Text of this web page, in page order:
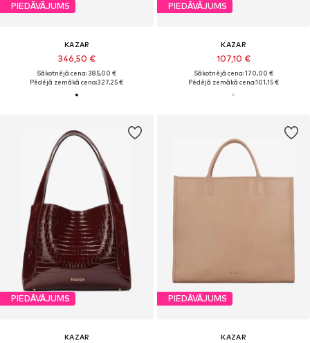
PIEDĀVĀJUMS
KAZAR
346,50 €
Sākotnējā cena: 385,00 €
Pēdējā zemākā cena:327,25 €
PIEDĀVĀJUMS
KAZAR
107,10 €
Sākotnējā cena: 170,00 €
Pēdējā zemākā cena:101,15 €
PIEDĀVĀJUMS
KAZAR
PIEDĀVĀJUMS
KAZAR